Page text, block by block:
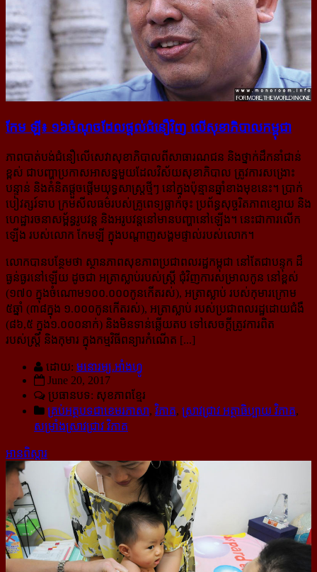
កែម ឡី៖ ១៦ចំណុច​ដែល​ផ្ដល់​ជំនឿ​វិញ លើ​សុខាភិបាល​កម្ពុជា
ភាពបាត់បង់ជំនឿលើសេវាសុខាភិបាលពីសាធារណជន និងថ្នាក់ដឹកនាំជាន់
ខ្ពស់ ជាបញ្ហាប្រកាសអាសន្ន​មួយ​ដែល​វិស័យសុខាភិបាល ត្រូវការ​សង្រោះ​
បន្ទាន់ និងគំនិតផ្តួចផ្តើមយុទ្ធសាស្រ្តថ្មីៗ នៅក្នុងប៉ុន្មានឆ្នាំ​ខាងមុខ​នេះ។ ប្រាក់
បៀវត្សរ៍ទាប ក្រមសីលធម៌របស់គ្រូពេទ្យធ្លាក់ចុះ ប្រព័ន្ធសុច្ចរិតភាពខ្សោយ និង
ហេដ្ឋា​រចនា​សម្ព័ន្ធ​រូបវន្ត និងអរូបវន្តនៅមានបញ្ហានៅឡើង។ នេះជាការលើក
ឡើង របស់លោក កែមឡី ក្នុងបណ្តាញសង្គម​ផ្ទាល់​របស់​លោក។
លោកបានបន្ថែមថា ស្ថានភាពសុខភាពប្រជាពលរដ្ឋកម្ពុជា នៅតែជាបន្ទុក ដ៏
ធ្ងន់ធ្ងរនៅឡើយ ដូចជា អត្រា​ស្លាប់​របស់ស្រ្តី ជុំវិញការសម្រាលកូន នៅខ្ពស់
(១៧០ ក្នុងចំណោម១០០.០០០កូនកើតរស់), អត្រាស្លាប់ របស់​កុមារ​ក្រោម
៥ឆ្នាំ (៣៨ក្នុង ១.០០០កូនកើតរស់), អត្រាស្លាប់ របស់ប្រជាពលរដ្ឋដោយជំងឺ
(៨៦,៥ ក្នុង​១.០០០​នាក់) និងមិនទាន់ឆ្លើយតប ទៅសេចក្តីត្រូវការពិត
របស់ស្រ្តី និងកុមារ ក្នុងកម្មវិធីពន្យារកំណើត [...]
ដោយ: មនោរម្យ.អាំងហ្វូ
June 20, 2017
ប្រធានបទ: សុខភាពខ្មែរ
គ្រប់អត្ថបទជាខេមរភាសា, វិភាគ, ស្រាវជ្រាវ អត្ថាធិប្បាយ វិភាគ,
សម្រាំងស្រាវជ្រាវ វិភាគ
អានពិស្ដារ